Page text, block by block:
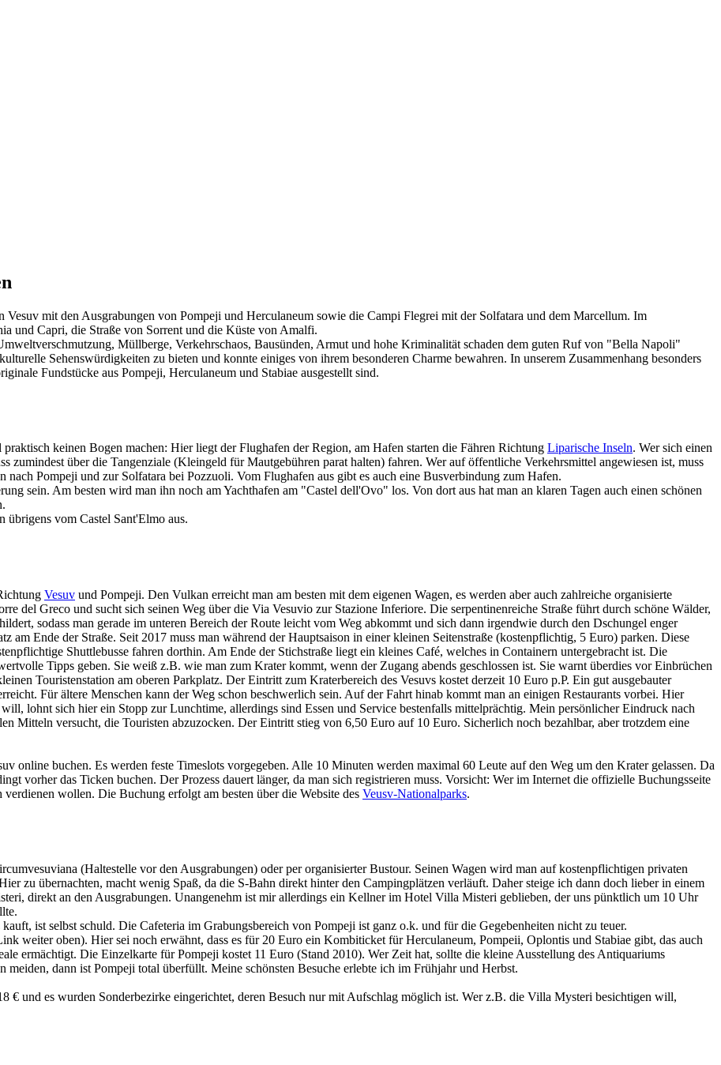
mit den Ausgrabungen von Pompeji und Herculaneum sowie die Campi Flegrei mit der Solfatara und dem Marcellum. Im
und Capri, die Straße von Sorrent und die Küste von Amalfi.
Müllberge, Verkehrschaos, Bausünden, Armut und hohe Kriminalität schaden dem guten Ruf von "Bella Napoli"
Sehenswürdigkeiten zu bieten und konnte einiges von ihrem besonderen Charme bewahren. In unserem Zusammenhang besonders
Fundstücke aus Pompeji, Herculaneum und Stabiae ausgestellt sind.
keinen Bogen machen: Hier liegt der Flughafen der Region, am Hafen starten die Fähren Richtung Liparische Inseln. Wer sich einen
zumindest über die Tangenziale (Kleingeld für Mautgebühren parat halten) fahren. Wer auf öffentliche Verkehrsmittel angewiesen ist, muss
Pompeji und zur Solfatara bei Pozzuoli. Vom Flughafen aus gibt es auch eine Busverbindung zum Hafen.
sein. Am besten wird man ihn noch am Yachthafen am "Castel dell'Ovo" los. Von dort aus hat man an klaren Tagen auch einen schönen
vom Castel Sant'Elmo aus.
Vesuv und Pompeji. Den Vulkan erreicht man am besten mit dem eigenen Wagen, es werden aber auch zahlreiche organisierte
del Greco und sucht sich seinen Weg über die Via Vesuvio zur Stazione Inferiore. Die serpentinenreiche Straße führt durch schöne Wälder,
sodass man gerade im unteren Bereich der Route leicht vom Weg abkommt und sich dann irgendwie durch den Dschungel enger
am Ende der Straße. Seit 2017 muss man während der Hauptsaison in einer kleinen Seitenstraße (kostenpflichtig, 5 Euro) parken. Diese
Shuttlebusse fahren dorthin. Am Ende der Stichstraße liegt ein kleines Café, welches in Containern untergebracht ist. Die
Tipps geben. Sie weiß z.B. wie man zum Krater kommt, wenn der Zugang abends geschlossen ist. Sie warnt überdies vor Einbrüchen
Touristenstation am oberen Parkplatz. Der Eintritt zum Kraterbereich des Vesuvs kostet derzeit 10 Euro p.P. Ein gut ausgebauter
Für ältere Menschen kann der Weg schon beschwerlich sein. Auf der Fahrt hinab kommt man an einigen Restaurants vorbei. Hier
lohnt sich hier ein Stopp zur Lunchtime, allerdings sind Essen und Service bestenfalls mittelprächtig. Mein persönlicher Eindruck nach
Mitteln versucht, die Touristen abzuzocken. Der Eintritt stieg von 6,50 Euro auf 10 Euro. Sicherlich noch bezahlbar, aber trotzdem eine
online buchen. Es werden feste Timeslots vorgegeben. Alle 10 Minuten werden maximal 60 Leute auf den Weg um den Krater gelassen. Da
vorher das Ticken buchen. Der Prozess dauert länger, da man sich registrieren muss. Vorsicht: Wer im Internet die offizielle Buchungsseite
wollen. Die Buchung erfolgt am besten über die Website des Veusv-Nationalparks.
(Haltestelle vor den Ausgrabungen) oder per organisierter Bustour. Seinen Wagen wird man auf kostenpflichtigen privaten
zu übernachten, macht wenig Spaß, da die S-Bahn direkt hinter den Campingplätzen verläuft. Daher steige ich dann doch lieber in einem
direkt an den Ausgrabungen. Unangenehm ist mir allerdings ein Kellner im Hotel Villa Misteri geblieben, der uns pünktlich um 10 Uhr
ist selbst schuld. Die Cafeteria im Grabungsbereich von Pompeji ist ganz o.k. und für die Gegebenheiten nicht zu teuer.
weiter oben). Hier sei noch erwähnt, dass es für 20 Euro ein Kombiticket für Herculaneum, Pompeii, Oplontis und Stabiae gibt, das auch
ermächtigt. Die Einzelkarte für Pompeji kostet 11 Euro (Stand 2010). Wer Zeit hat, sollte die kleine Ausstellung des Antiquariums
meiden, dann ist Pompeji total überfüllt. Meine schönsten Besuche erlebte ich im Frühjahr und Herbst.
€ und es wurden Sonderbezirke eingerichtet, deren Besuch nur mit Aufschlag möglich ist. Wer z.B. die Villa Mysteri besichtigen will,